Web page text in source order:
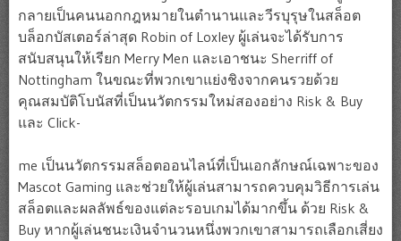
กลายเป็นคนนอกกฎหมายในตำนานและวีรบุรุษในสล็อต
บล็อกบัสเตอร์ล่าสุด Robin of Loxley ผู้เล่นจะได้รับการ
สนับสนุนให้เรียก Merry Men และเอาชนะ Sherriff of
Nottingham ในขณะที่พวกเขาแย่งชิงจากคนรวยด้วย
คุณสมบัติโบนัสที่เป็นนวัตกรรมใหม่สองอย่าง Risk & Buy
และ Click-
me เป็นนวัตกรรมสล็อตออนไลน์ที่เป็นเอกลักษณ์เฉพาะของ
Mascot Gaming และช่วยให้ผู้เล่นสามารถควบคุมวิธีการเล่น
สล็อตและผลลัพธ์ของแต่ละรอบเกมได้มากขึ้น ด้วย Risk &
Buy หากผู้เล่นชนะเงินจำนวนหนึ่งพวกเขาสามารถเลือกเสี่ยง